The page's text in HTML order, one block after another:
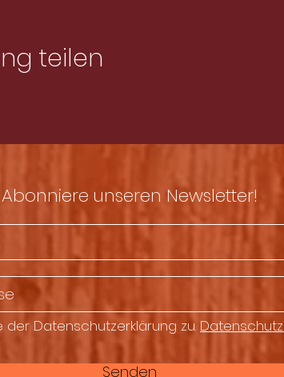
teilen
Abonniere unseren Newsletter!
der Datenschutzerklärung zu.
Senden